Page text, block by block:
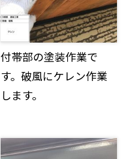
付帯部の塗装作業で
す。破風にケレン作業
します。